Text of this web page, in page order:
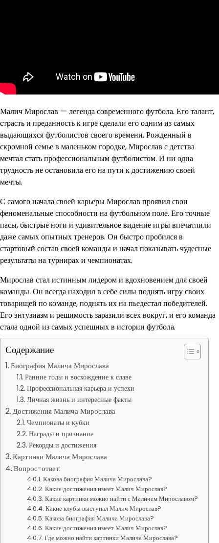
Малич Мирослав — легенда современного футбола. Его талант,
страсть и преданность к игре сделали его одним из самых
выдающихся футболистов своего времени. Рожденный в
скромной семье в маленьком городке, Мирослав с детства
мечтал стать профессиональным футболистом. И ни одна
трудность не остановила его на пути к достижению своей
мечты.
С самого начала своей карьеры Мирослав проявил свои
феноменальные способности на футбольном поле. Его точные
пасы, быстрые ноги и удивительное видение игры впечатлили
даже самых опытных тренеров. Он быстро пробился в
стартовый состав своей команды и начал показывать чудесные
результаты на турнирах и чемпионатах.
Мирослав стал истинным лидером и вдохновением для своей
команды. Он всегда находил в себе силы поднять игру своих
товарищей по команде, поднять их на пьедестал победителей.
Его энтузиазм и решимость заразили всех вокруг, и его команда
стала одной из самых успешных в истории футбола.
Содержание
Биография Малича Мирослава
Ранние годы и восхождение к славе
Профессиональная карьера и успехи
Личная жизнь и интересные факты
Достижения Малича Мирослава
Чемпионаты и кубки
Награды и признание
Рекорды и достижения
Картинки Малича Мирослава
Вопрос-ответ:
Какова биография Малича Мирослава?
Какие достижения имеет Малич Мирослав?
Какие картинки можно найти с Маличем Мирославом?
Какие клубы выступал Малич Мирослав?
Какова биография Малича Мирослава?
Какие достижения имеет Малич Мирослав?
Где можно найти картинки Малича Мирослава?